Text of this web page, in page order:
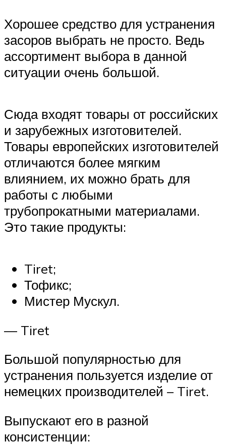
Хорошее средство для устранения
засоров выбрать не просто. Ведь
ассортимент выбора в данной
ситуации очень большой.
Сюда входят товары от российских
и зарубежных изготовителей.
Товары европейских изготовителей
отличаются более мягким
влиянием, их можно брать для
работы с любыми
трубопрокатными материалами.
Это такие продукты:
Tiret;
Тофикс;
Мистер Мускул.
— Tiret
Большой популярностью для
устранения пользуется изделие от
немецких производителей – Tiret.
Выпускают его в разной
консистенции: